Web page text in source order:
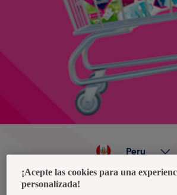
Política de privacidad de
Peru
¡Acepte las cookies para una
personalizada!